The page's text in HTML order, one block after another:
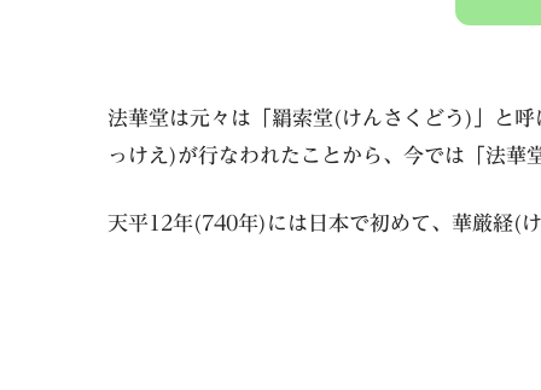
法華堂は元々は「羂索堂(けんさくどう)」と
っけえ)が行なわれたことから、今では「法華
天平12年(740年)には日本で初めて、華厳経(